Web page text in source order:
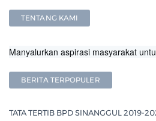
TENTANG KAMI
Manyalurkan aspirasi masyarakat
BERITA TERPOPULER
TATA TERTIB BPD SINANGGUL 2019-